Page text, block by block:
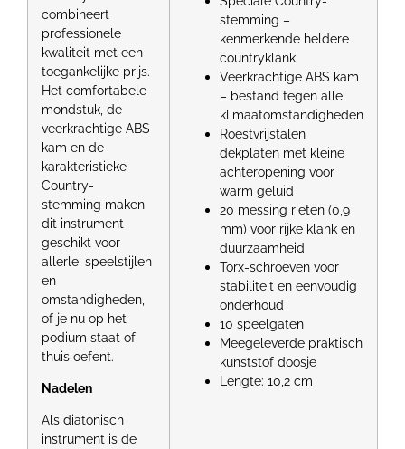
combineert
professionele
kwaliteit met een
toegankelijke prijs.
Het comfortabele
mondstuk, de
veerkrachtige ABS
kam en de
karakteristieke
Country-
stemming maken
dit instrument
geschikt voor
allerlei speelstijlen
en
omstandigheden,
of je nu op het
podium staat of
thuis oefent.
Nadelen
Als diatonisch
instrument is de
stemming –
kenmerkende heldere
countryklank
Veerkrachtige ABS kam
– bestand tegen alle
klimaatomstandigheden
Roestvrijstalen
dekplaten met kleine
achteropening voor
warm geluid
20 messing rieten (0,9
mm) voor rijke klank en
duurzaamheid
Torx-schroeven voor
stabiliteit en eenvoudig
onderhoud
10 speelgaten
Meegeleverde praktisch
kunststof doosje
Lengte: 10,2 cm